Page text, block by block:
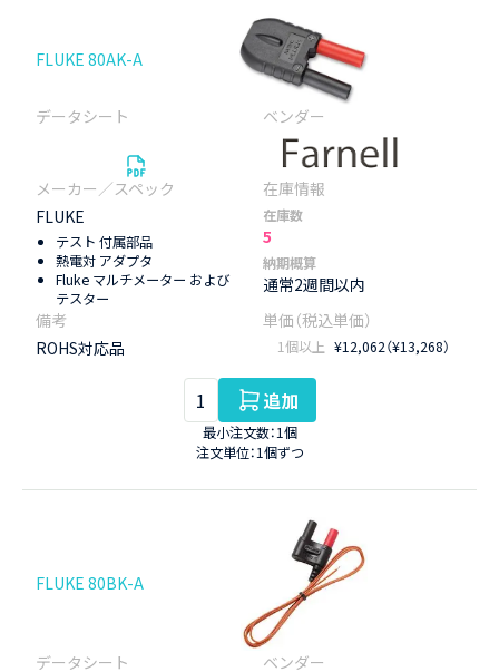
FLUKE 80AK-A
FLUKE
テスト 付属部品
熱電対 アダプタ
Fluke マルチメーター および
テスター
在庫数
5
納期概算
通常2週間以内
ROHS対応品 1個以上 ¥12,062（¥13,268）
追加
最小注文数：1個
注文単位：1個ずつ
FLUKE 80BK-A